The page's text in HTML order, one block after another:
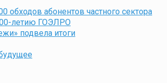
обходов абонентов частного сектора
летию ГОЭЛРО
подвела итоги